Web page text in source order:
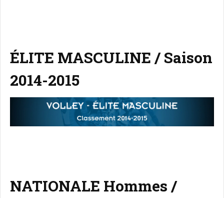
ÉLITE MASCULINE / Saison
2014-2015
NATIONALE Hommes /